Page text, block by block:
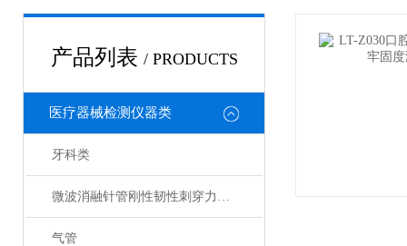
产品列表 / PRODUCTS
医疗器械检测仪器类
牙科类
微波消融针管刚性韧性刺穿力测试仪
气管